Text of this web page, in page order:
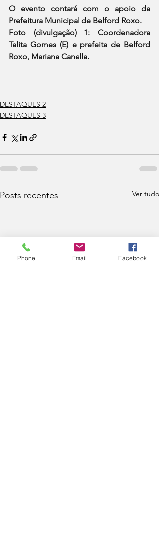
O evento contará com o apoio da
Prefeitura Municipal de Belford Roxo.
Foto (divulgação) 1: Coordenadora
Talita Gomes (E) e prefeita de Belford
Roxo, Mariana Canella.
DESTAQUES 2
DESTAQUES 3
Posts recentes Ver tudo
Phone Email Facebook